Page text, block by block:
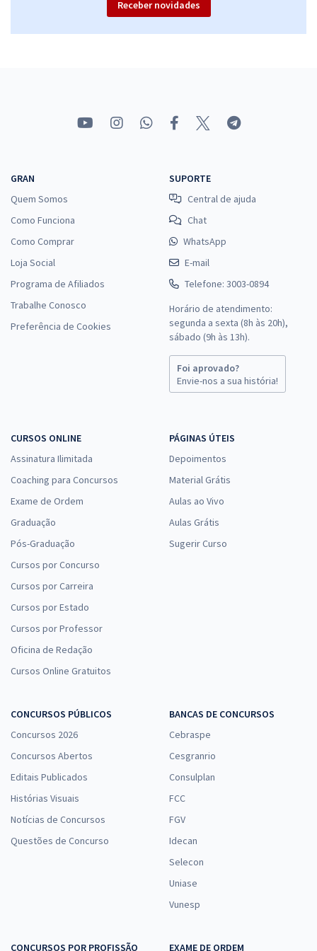
ou 12x de
17,32
Conhecimentos Específicos para o Cargo A03 - Analista Judiciário -
Área Administrativa
à vista
17,32
Economize R$ 51,96 (-20%)
Comprar
à vista
R$27,99
Economize R$ 83,96 (-20%)
Comprar
TRT MT – Tribunal Regional do Trabalho da 23ª Região (Mato Grosso) -
Conhecimentos Específicos para o Cargo T17 - Técnico Judiciário -
Receber novidades
GRAN
Quem Somos
Como Funciona
Como Comprar
Loja Social
Programa de Afiliados
Trabalhe Conosco
Preferência de Cookies
SUPORTE
Central de ajuda
Chat
WhatsApp
E-mail
Telefone: 3003-0894
Horário de atendimento:
segunda a sexta (8h às 20h),
sábado (9h às 13h).
Foi aprovado?
Envie-nos a sua história!
CURSOS ONLINE
Assinatura Ilimitada
Coaching para Concursos
Exame de Ordem
Graduação
Pós-Graduação
Cursos por Concurso
Cursos por Carreira
Cursos por Estado
Cursos por Professor
Oficina de Redação
Cursos Online Gratuitos
PÁGINAS ÚTEIS
Depoimentos
Material Grátis
Aulas ao Vivo
Aulas Grátis
Sugerir Curso
CONCURSOS PÚBLICOS
Concursos 2026
Concursos Abertos
Editais Publicados
Histórias Visuais
Notícias de Concursos
Questões de Concurso
BANCAS DE CONCURSOS
Cebraspe
Cesgranrio
Consulplan
FCC
FGV
Idecan
Selecon
Uniase
Vunesp
CONCURSOS POR PROFISSÃO EXAME DE ORDEM